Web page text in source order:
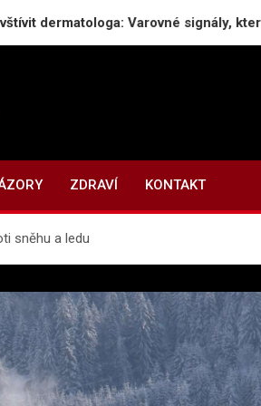
Varovné signály, které byste
ZDRAVÍ KONTAKT
sněhu a ledu